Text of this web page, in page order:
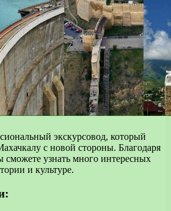
экскурсовод, который
с новой стороны. Благодаря
сможете узнать много интересных
и культуре.